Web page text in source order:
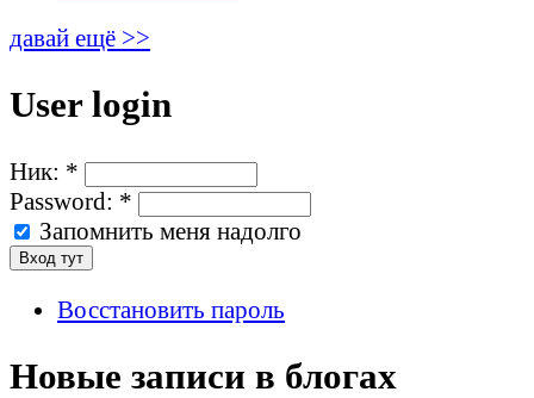
давай ещё >>
User login
Ник: *
Password: *
Запомнить меня надолго
Восстановить пароль
Новые записи в блогах